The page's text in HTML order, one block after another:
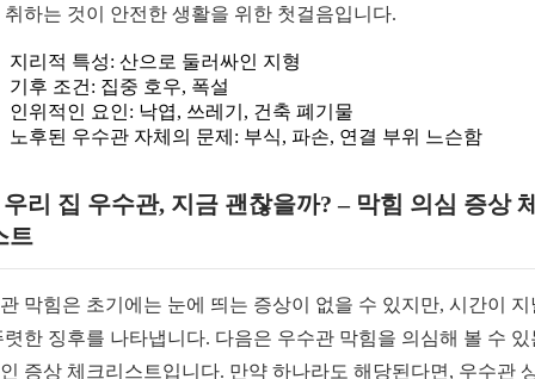
취하는 것이 안전한 생활을 위한 첫걸음입니다.
지리적 특성: 산으로 둘러싸인 지형
기후 조건: 집중 호우, 폭설
인위적인 요인: 낙엽, 쓰레기, 건축 폐기물
노후된 우수관 자체의 문제: 부식, 파손, 연결 부위 느슨함
우리 집 우수관, 지금 괜찮을까? – 막힘 의심 증상
트
막힘은 초기에는 눈에 띄는 증상이 없을 수 있지만, 시간이 지
렷한 징후를 나타냅니다. 다음은 우수관 막힘을 의심해 볼 수 있
증상 체크리스트입니다. 만약 하나라도 해당된다면, 우수관